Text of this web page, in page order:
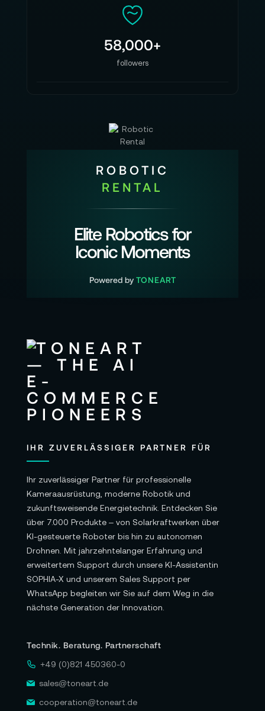
58,000+
followers
ROBOTIC
RENTAL
Elite Robotics for
Iconic Moments
Powered by TONEART
IHR ZUVERLÄSSIGER PARTNER FÜR
Ihr zuverlässiger Partner für professionelle
Kameraausrüstung, moderne Robotik und
zukunftsweisende Energietechnik. Entdecken Sie
über 7.000 Produkte – von Solarkraftwerken über
KI-gesteuerte Roboter bis hin zu autonomen
Drohnen. Mit jahrzehntelanger Erfahrung und
erweitertem Support durch unsere KI-Assistentin
SOPHIA-X und unserem Sales Support per
WhatsApp begleiten wir Sie auf dem Weg in die
nächste Generation der Innovation.
Technik. Beratung. Partnerschaft
+49 (0)821 450360-0
sales@toneart.de
cooperation@toneart.de